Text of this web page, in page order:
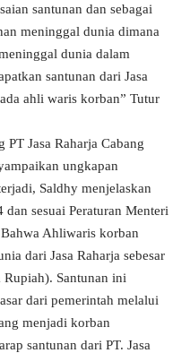
santunan dan sebagai
meninggal dunia dimana
dunia dalam
santunan dari Jasa
ahli waris korban” Tutur
Jasa Raharja Cabang
ungkapan
Saldhy menjelaskan
sesuai Peraturan Menteri
Ahliwaris korban
dari Jasa Raharja sebesar
Santunan ini
dari pemerintah melalui
menjadi korban
santunan dari PT. Jasa